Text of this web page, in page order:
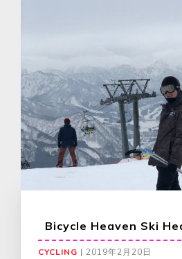
Bicycle Heaven Ski
CYCLING | 2019年2月20日